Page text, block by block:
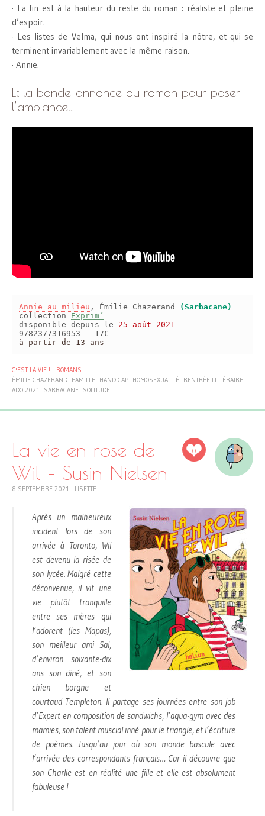
· La fin est à la hauteur du reste du roman : réaliste et pleine
d’espoir.
· Les listes de Velma, qui nous ont inspiré la nôtre, et qui se
terminent invariablement avec la même raison.
· Annie.
Et la bande-annonce du roman pour poser
l’ambiance…
Annie au milieu , Émilie Chazerand
(Sarbacane)
collection Exprim’
disponible depuis le 25 août 2021
9782377316953 – 17€
à partir de 13 ans
C'EST LA VIE !
ROMANS
ÉMILIE CHAZERAND FAMILLE HANDICAP HOMOSEXUALITÉ
RENTRÉE LITTÉRAIRE
ADO 2021 SARBACANE SOLITUDE
0
La vie en rose de
Wil – Susin Nielsen
8 SEPTEMBRE 2021 LISETTE
Après un malheureux
incident lors de son
arrivée à Toronto, Wil
est devenu la risée de
son lycée. Malgré cette
déconvenue, il vit une
vie plutôt tranquille
entre ses mères qui
l’adorent (les Mapas),
son meilleur ami Sal,
d’environ soixante-dix
ans son aîné, et son
chien borgne et
courtaud Templeton. Il partage ses journées entre son job
d’Expert en composition de sandwichs, l’aqua-gym avec des
mamies, son talent muscial inné pour le triangle, et l’écriture
de poèmes. Jusqu’au jour où son monde bascule avec
l’arrivée des correspondants français… Car il découvre que
son Charlie est en réalité une fille et elle est absolument
fabuleuse !